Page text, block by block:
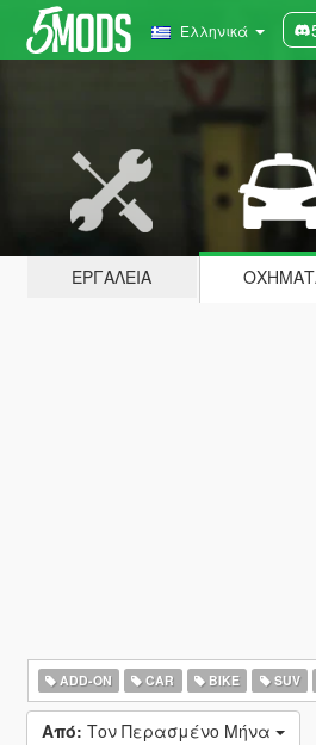
Ελληνικά
ΕΡΓΑΛΕΊΑ
ADD-ON CAR BIKE SUV
Από: Τον Περασμένο Μήνα